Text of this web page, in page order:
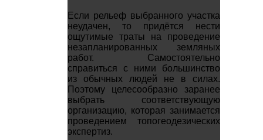
Если рельеф выбранного участка
неудачен, то придётся нести
ощутимые траты на проведение
незапланированных земляных
работ. Самостоятельно
справиться с ними большинство
из обычных людей не в силах.
Поэтому целесообразно заранее
выбрать соответствующую
организацию, которая занимается
проведением топогеодезических
экспертиз.